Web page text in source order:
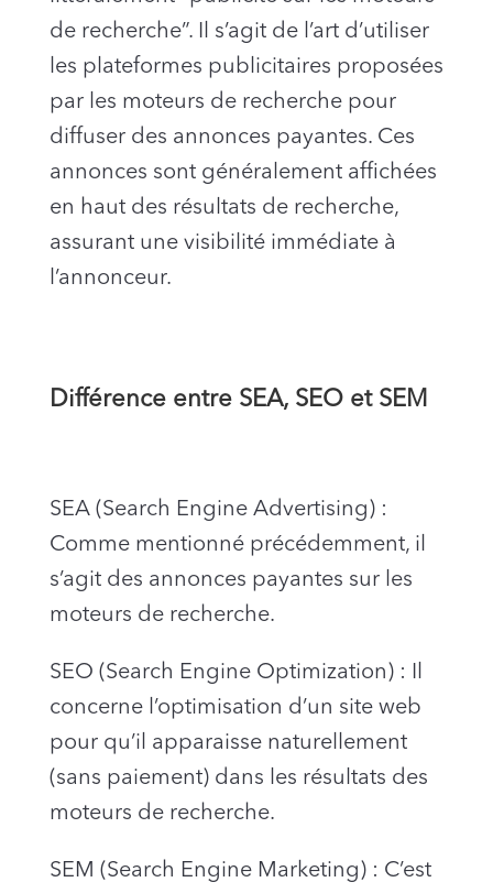
de recherche”. Il s’agit de l’art d’utiliser
les plateformes publicitaires proposées
par les moteurs de recherche pour
diffuser des annonces payantes. Ces
annonces sont généralement affichées
en haut des résultats de recherche,
assurant une visibilité immédiate à
l’annonceur.
Différence entre SEA, SEO et SEM
SEA (Search Engine Advertising) :
Comme mentionné précédemment, il
s’agit des annonces payantes sur les
moteurs de recherche.
SEO (Search Engine Optimization) : Il
concerne l’optimisation d’un site web
pour qu’il apparaisse naturellement
(sans paiement) dans les résultats des
moteurs de recherche.
SEM (Search Engine Marketing) : C’est